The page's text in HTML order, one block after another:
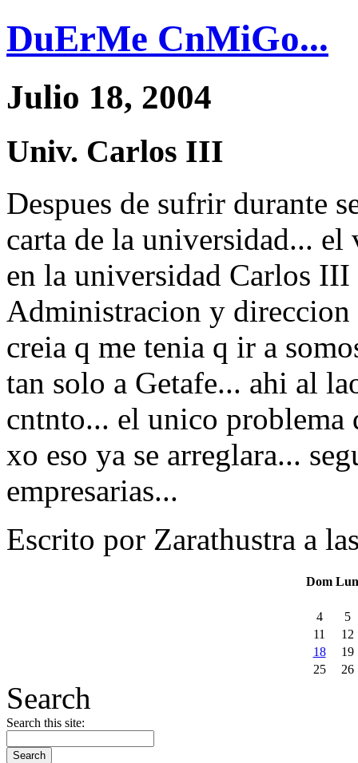
DuErMe CnMiGo...
Julio 18, 2004
Univ. Carlos III
Despues de sufrir durante
carta de la universidad...
en la universidad Carlos
Administracion y direccion
creia q me tenia q ir a
tan solo a Getafe... ahi al
cntnto... el unico problema
xo eso ya se arreglara...
empresarias...
Escrito por Zarathustra a
Dom Lun
4
5
11
12
18
19
25
26
Search
Search this site: